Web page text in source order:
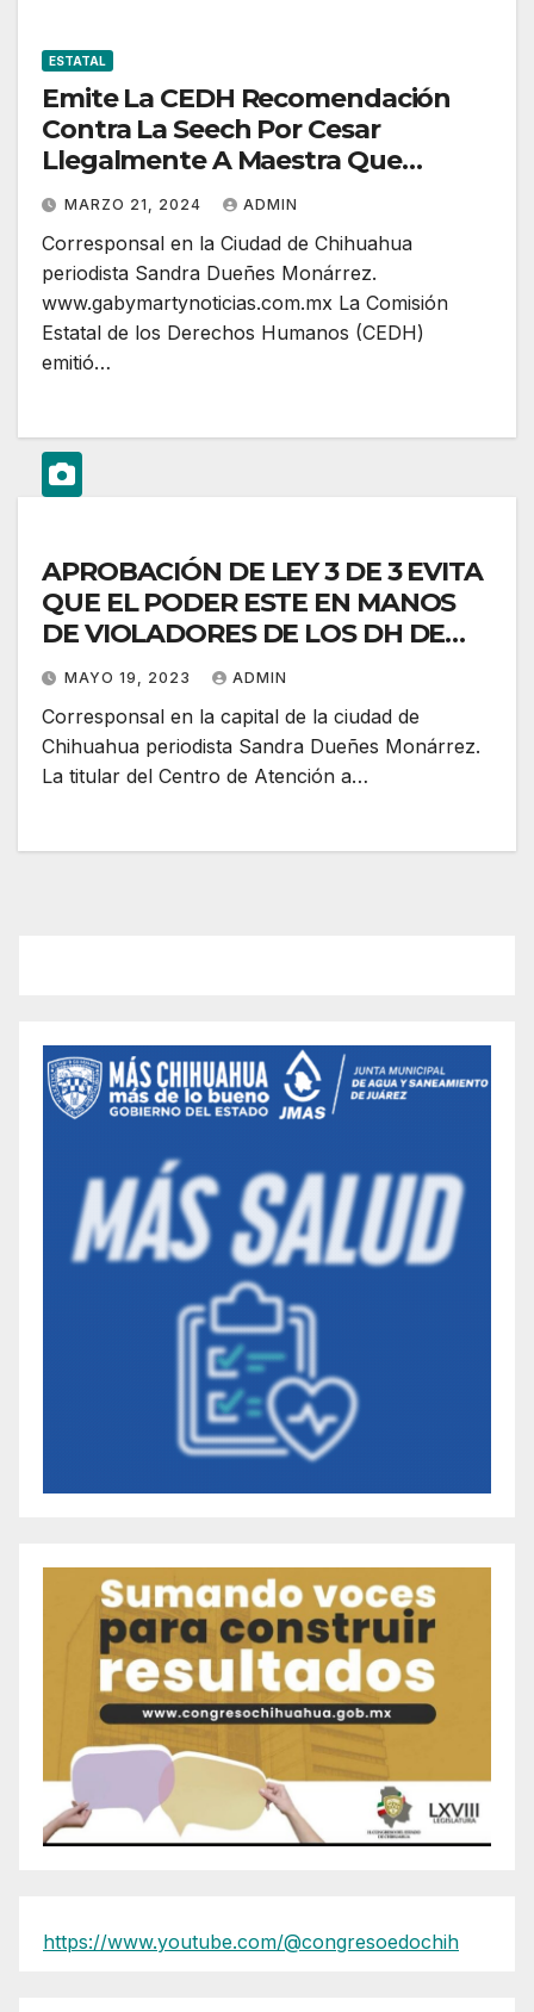
ESTATAL
Emite La CEDH Recomendación
Contra La Seech Por Cesar
Llegalmente A Maestra Que
Denunció Corrupción
MARZO 21, 2024 ADMIN
Corresponsal en la Ciudad de Chihuahua
periodista Sandra Dueñes Monárrez.
www.gabymartynoticias.com.mx La Comisión
Estatal de los Derechos Humanos (CEDH)
emitió…
APROBACIÓN DE LEY 3 DE 3 EVITA
QUE EL PODER ESTE EN MANOS
DE VIOLADORES DE LOS DH DE
LAS MUJERES
MAYO 19, 2023 ADMIN
Corresponsal en la capital de la ciudad de
Chihuahua periodista Sandra Dueñes Monárrez.
La titular del Centro de Atención a…
https://www.youtube.com/@congresoedochih